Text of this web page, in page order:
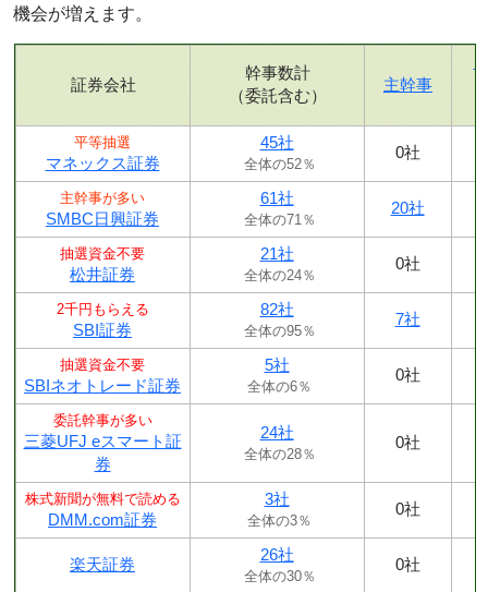
機会が増えます。
証券会社
幹事数計
（委託含む）
主幹事
平等抽選
マネックス証券
45社
全体の52％
0社
主幹事が多い
SMBC日興証券
61社
全体の71％
20社
抽選資金不要
松井証券
21社
全体の24％
0社
2千円もらえる
SBI証券
82社
全体の95％
7社
抽選資金不要
SBIネオトレード証券
5社
全体の6％
0社
委託幹事が多い
三菱UFJ eスマート証
券
24社
全体の28％
0社
株式新聞が無料で読める
DMM.com証券
3社
全体の3％
0社
楽天証券
26社
全体の30％
0社